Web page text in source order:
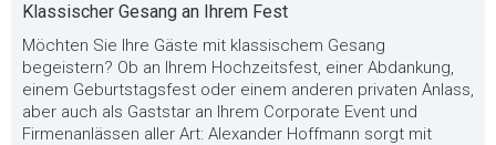
Klassischer Gesang an Ihrem Fest
Möchten Sie Ihre Gäste mit klassischem Gesang
begeistern? Ob an Ihrem Hochzeitsfest, einer Abdankung,
einem Geburtstagsfest oder einem anderen privaten Anlass,
aber auch als Gaststar an Ihrem Corporate Event und
Firmenanlässen aller Art: Alexander Hoffmann sorgt mit